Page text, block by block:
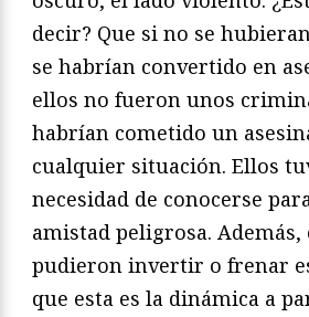
decir? Que si no se
se habrían convertido en
ellos no fueron unos
habrían cometido un
cualquier situación. Ellos
necesidad de conocerse
amistad peligrosa.
pudieron invertir o frenar
que esta es la dinámica a